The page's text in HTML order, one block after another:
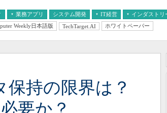
業務アプリ システム開発 IT経営
営とIT
インダストリ
医療IT
Weekly日本語版 TechTarget.AI ホワイトペーパー
保持の限界は？
要か？